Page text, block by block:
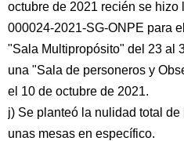
octubre de 2021 recién se hizo
000024-2021-SG-ONPE para
"Sala Multipropósito" del 23 al
una "Sala de personeros y
el 10 de octubre de 2021.
j) Se planteó la nulidad total
unas mesas en específico.